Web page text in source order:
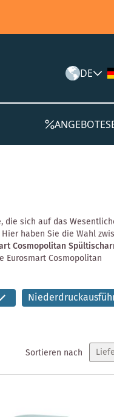
DE
ANGEBOTE
die sich auf das
haben Sie die Wahl
Cosmopolitan
Eurosmart Cosmopolitan
Sortieren nach